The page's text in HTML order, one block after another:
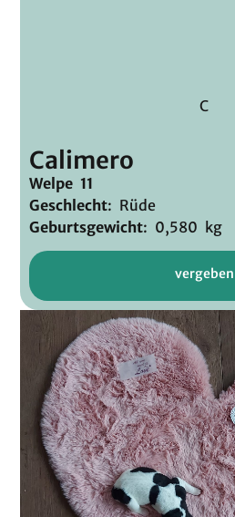
C
Calimero
Welpe 11
Geschlecht: Rüde
Geburtsgewicht: 0,580 kg
vergeben